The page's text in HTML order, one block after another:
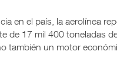
en el país, la aerolínea
de 17 mil 400 toneladas
también un motor